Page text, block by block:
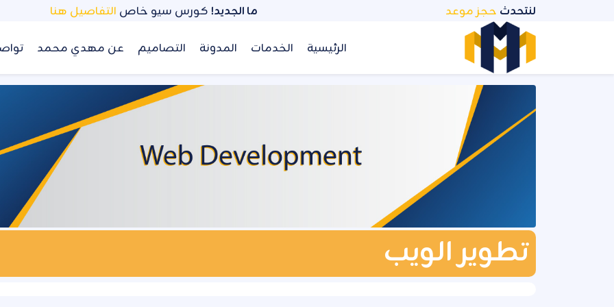
لنتحدث حجز موعد ما الجديد!كورس سيو خاص التفاصيل هنا
الرئيسية الخدمات المدونة التصاميم عن مهدي محمد
تطوير الويب